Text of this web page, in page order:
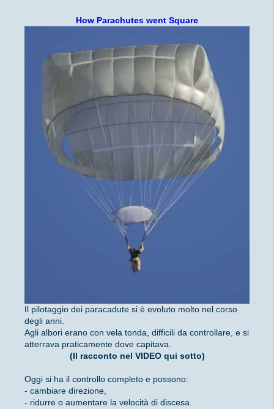
How Parachutes went Square
Il pilotaggio dei paracadute si è evoluto molto nel corso
degli anni.
Agli albori erano con vela tonda, difficili da controllare, e si
atterrava praticamente dove capitava.
(Il racconto nel VIDEO qui sotto)
Oggi si ha il controllo completo e possono:
- cambiare direzione,
- ridurre o aumentare la velocità di discesa.